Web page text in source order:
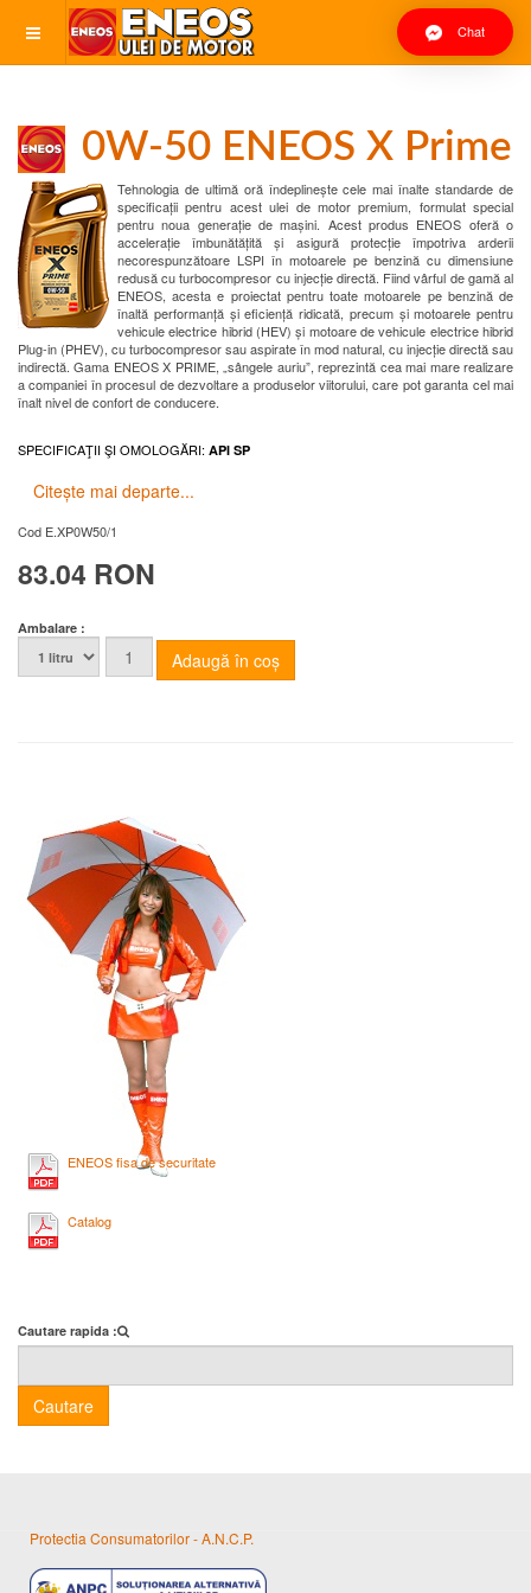
Chat
0W-50 ENEOS X Prime
Tehnologia de ultimă oră îndeplinește cele mai înalte standarde de
specificații pentru acest ulei de motor premium, formulat special
pentru noua generație de mașini. Acest produs ENEOS oferă o
accelerație îmbunătățită și asigură protecție împotriva arderii
necorespunzătoare LSPI în motoarele pe benzină cu dimensiune
redusă cu turbocompresor cu injecție directă. Fiind vârful de gamă al
ENEOS, acesta e proiectat pentru toate motoarele pe benzină de
înaltă performanță și eficiență ridicată, precum și motoarele pentru
vehicule electrice hibrid (HEV) și motoare de vehicule electrice hibrid
Plug-in (PHEV), cu turbocompresor sau aspirate în mod natural, cu injecție directă sau
indirectă. Gama ENEOS X PRIME, „sângele auriu”, reprezintă cea mai mare realizare
a companiei în procesul de dezvoltare a produselor viitorului, care pot garanta cel mai
înalt nivel de confort de conducere.
SPECIFICAŢII ŞI OMOLOGĂRI: API SP
Citește mai departe...
Cod E.XP0W50/1
83.04 RON
Ambalare :
ENEOS fisa de securitate
Catalog
Cautare rapida :
Cautare
Protectia Consumatorilor - A.N.C.P.